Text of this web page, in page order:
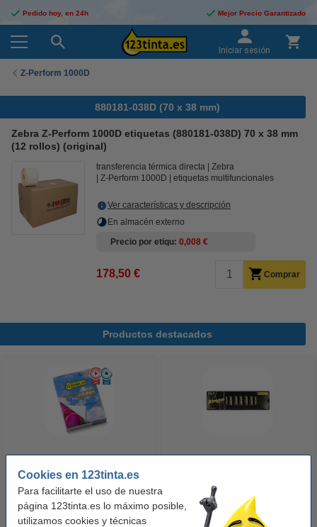
Cookies en 123tinta.es
Para facilitarte el uso de nuestra
página 123tinta.es lo máximo posible,
utilizamos cookies y técnicas
Pedido hoy, en 24h Mejor Precio Garantizado
Iniciar sesión
Z-Perform 1000D
880181-038D (70 x 38 mm)
Zebra Z-Perform 1000D etiquetas (880181-038D) 70 x 38 mm
(12 rollos) (original)
transferencia térmica directa
Zebra
Z-Perform 1000D
etiquetas multifuncionales
Ver características y descripción
En almacén externo
Precio por etiqu 0,008 €
178,50 € Comprar
Productos destacados
123tinta Papel fotográfico
10,50 € Incl. 21% IVA
Power AA - LR06 - MN1500 - 24
unidades
14,50 € Incl. 21% IVA